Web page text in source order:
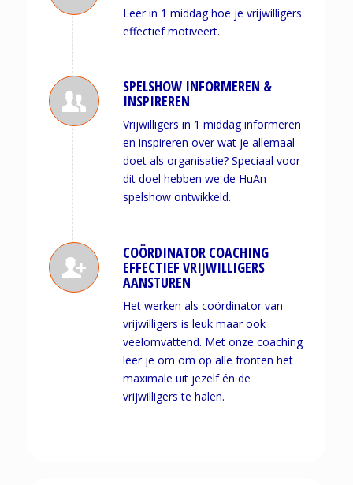
Leer in 1 middag hoe je vrijwilligers
effectief motiveert.
SPELSHOW INFORMEREN &
INSPIREREN
Vrijwilligers in 1 middag informeren
en inspireren over wat je allemaal
doet als organisatie? Speciaal voor
dit doel hebben we de HuAn
spelshow ontwikkeld.
COÖRDINATOR COACHING
EFFECTIEF VRIJWILLIGERS
AANSTUREN
Het werken als coördinator van
vrijwilligers is leuk maar ook
veelomvattend. Met onze coaching
leer je om om op alle fronten het
maximale uit jezelf én de
vrijwilligers te halen.